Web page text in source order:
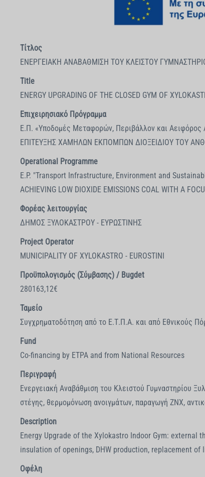
Τίτλος
ΕΝΕΡΓΕΙΑΚΗ ΑΝΑΒΑΘΜΙΣΗ ΤΟΥ ΚΛΕΙΣΤΟΥ
Title
ENERGY UPGRADING OF THE CLOSED GYM OF
Επιχειρησιακό Πρόγραμμα
Ε.Π. «Υποδομές Μεταφορών, Περιβάλλον και
ΕΠΙΤΕΥΞΗΣ ΧΑΜΗΛΩΝ ΕΚΠΟΜΠΩΝ ΔΙΟΞΕΙΔΙΟΥ ΤΟΥ
Operational Programme
E.P. "Transport Infrastructure, Environment and
ACHIEVING LOW DIOXIDE EMISSIONS COAL WITH A
Φορέας λειτουργίας
ΔΗΜΟΣ ΞΥΛΟΚΑΣΤΡΟΥ - ΕΥΡΩΣΤΙΝΗΣ
Project Operator
MUNICIPALITY OF XYLOKASTRO - EUROSTINI
Προϋπολογισμός (Σύμβασης) / Bugdet
280163,12€
Ταμείο
Συγχρηματοδότηση από το Ε.Τ.Π.Α. και από Εθνικούς
Fund
Co-financing by ETPA and from National Resources
Περιγραφή
Ενεργειακή Αναβάθμιση του Κλειστού Γυμναστηρίου
στέγης, θερμομόνωση ανοιγμάτων, παραγωγή ΖΝΧ,
Description
Energy Upgrade of the Xylokastro Indoor Gym:
insulation of openings, DHW production, replacement
Οφέλη